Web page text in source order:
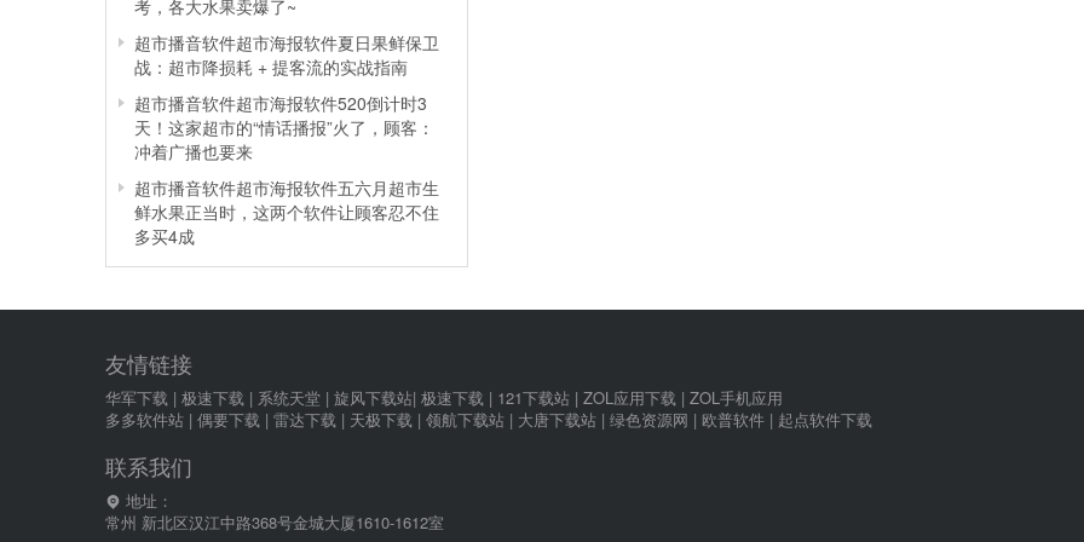
考，各大水果卖爆了~
超市播音软件超市海报软件夏日果鲜保卫
战：超市降损耗 + 提客流的实战指南
超市播音软件超市海报软件520倒计时3
天！这家超市的“情话播报”火了，顾客：
冲着广播也要来
超市播音软件超市海报软件五六月超市生
鲜水果正当时，这两个软件让顾客忍不住
多买4成
友情链接
华军下载 | 极速下载 | 系统天堂 | 旋风下载站| 极速下载 | 121下载站 | ZOL应用下载 | ZOL手机应用
多多软件站 | 偶要下载 | 雷达下载 | 天极下载 | 领航下载站 | 大唐下载站 | 绿色资源网 | 欧普软件 | 起点软件下载
联系我们
地址：
常州 新北区汉江中路368号金城大厦1610-1612室